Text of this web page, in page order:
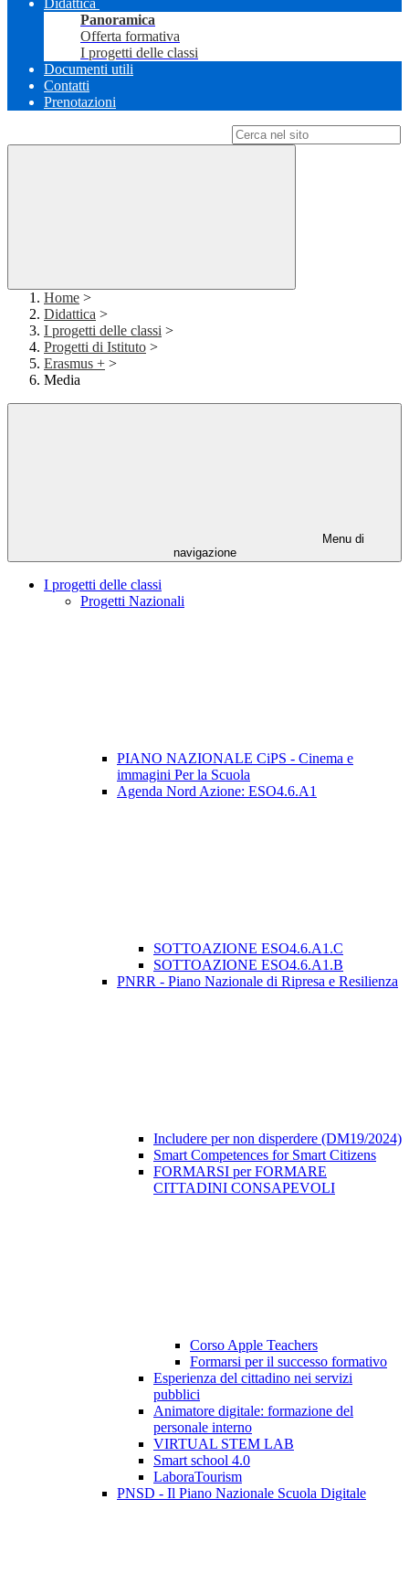
Didattica
Panoramica
Offerta formativa
I progetti delle classi
Documenti utili
Contatti
Prenotazioni
Home >
Didattica >
I progetti delle classi >
Progetti di Istituto >
Erasmus + >
Media
Menu di
navigazione
I progetti delle classi
Progetti Nazionali
PIANO NAZIONALE CiPS - Cinema e
immagini Per la Scuola
Agenda Nord Azione: ESO4.6.A1
SOTTOAZIONE ESO4.6.A1.C
SOTTOAZIONE ESO4.6.A1.B
PNRR - Piano Nazionale di Ripresa e Resilienza
Includere per non disperdere (DM19/2024)
Smart Competences for Smart Citizens
FORMARSI per FORMARE
CITTADINI CONSAPEVOLI
Corso Apple Teachers
Formarsi per il successo formativo
Esperienza del cittadino nei servizi
pubblici
Animatore digitale: formazione del
personale interno
VIRTUAL STEM LAB
Smart school 4.0
LaboraTourism
PNSD - Il Piano Nazionale Scuola Digitale